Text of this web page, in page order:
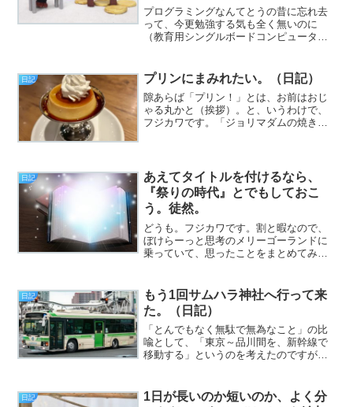
（日記）
プログラミングなんてとうの昔に忘れ去
って、今更勉強する気も全く無いのに
（教育用シングルボードコンピュータで
と思います（挨拶）。と、いうわけで、
フジカワです。...
日記 プリンにまみれたい。（日記）
隙あらば「プリン！」とは、お前はおじ
ゃる丸かと（挨拶）。と、いうわけで、
フジカワです。「ジョリマダムの焼きブ
がお過ごしでしょうか。今...
日記
あえてタイトルを付けるなら、
『祭りの時代』とでもしておこ
う。徒然。
どうも。フジカワです。割と暇なので、
ぼけらーっと思考のメリーゴーランドに
乗っていて、思ったことをまとめてみま
日記
もう1回サムハラ神社へ行って来
た。（日記）
「とんでもなく無駄で無為なこと」の比
喩として、「東京～品川間を、新幹線で
移動する」というのを考えたのですが、
な？ と思っていたら、爪が伸びすぎて
日記
1日が長いのか短いのか、よく分